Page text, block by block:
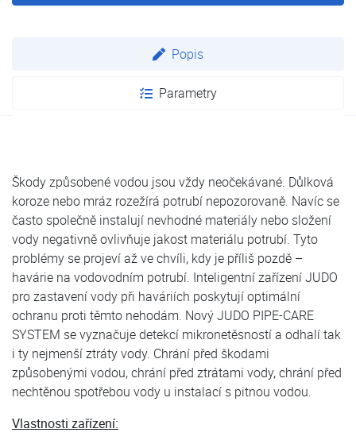
Popis
Parametry
Škody způsobené vodou jsou vždy neočekávané. Důlková
koroze nebo mráz rozežírá potrubí nepozorovaně. Navíc se
často společně instalují nevhodné materiály nebo složení
vody negativně ovlivňuje jakost materiálu potrubí. Tyto
problémy se projeví až ve chvíli, kdy je příliš pozdě –
havárie na vodovodním potrubí. Inteligentní zařízení JUDO
pro zastavení vody při haváriích poskytují optimální
ochranu proti těmto nehodám. Nový JUDO PIPE-CARE
SYSTEM se vyznačuje detekcí mikronetěsností a odhalí tak
i ty nejmenší ztráty vody. Chrání před škodami
způsobenými vodou, chrání před ztrátami vody, chrání před
nechtěnou spotřebou vody u instalací s pitnou vodou.
Vlastnosti zařízení: